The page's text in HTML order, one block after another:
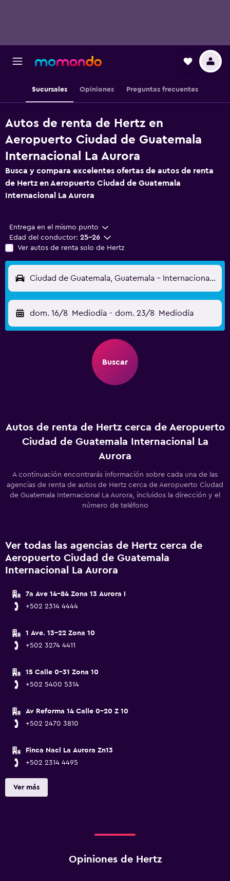
Sucursales Opiniones Preguntas frecuentes
Autos de renta de Hertz en
Aeropuerto Ciudad de Guatemala
Internacional La Aurora
Busca y compara excelentes ofertas de autos de renta
de Hertz en Aeropuerto Ciudad de Guatemala
Internacional La Aurora
Entrega en el mismo punto
Edad del conductor: 25-26
Ver autos de renta solo de Hertz
Ciudad de Guatemala, Guatemala - Internacional La Aurora (GUA)
dom. 16/8 Mediodía - dom. 23/8 Mediodía
Buscar
Autos de renta de Hertz cerca de Aeropuerto
Ciudad de Guatemala Internacional La
Aurora
A continuación encontrarás información sobre cada una de las
agencias de renta de autos de Hertz cerca de Aeropuerto Ciudad
de Guatemala Internacional La Aurora, incluidos la dirección y el
número de teléfono
Ver todas las agencias de Hertz cerca de
Aeropuerto Ciudad de Guatemala
Internacional La Aurora
7a Ave 14-84 Zona 13 Aurora I
+502 2314 4444
1 Ave. 13-22 Zona 10
+502 3274 4411
15 Calle 0-31 Zona 10
+502 5400 5314
Av Reforma 14 Calle 0-20 Z 10
+502 2470 3810
Finca Nacl La Aurora Zn13
+502 2314 4495
Ver más
Opiniones de Hertz